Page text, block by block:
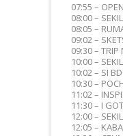
07:55 –
08:00 –
08:05 –
09:02 –
09:30 – TRIP
10:00 –
10:02 – SI
10:30 –
11:02 –
11:30 – I
12:00 –
12:05 –